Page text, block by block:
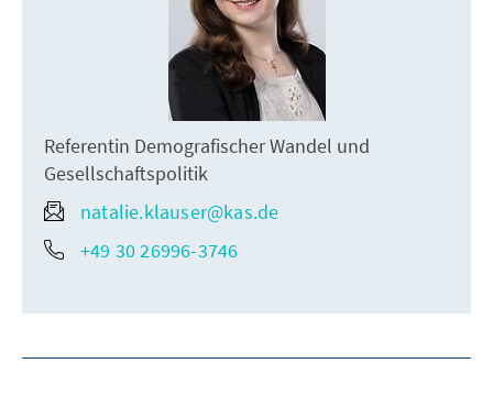
Referentin Demografischer Wandel und
Gesellschaftspolitik
natalie.klauser@kas.de
+49 30 26996-3746